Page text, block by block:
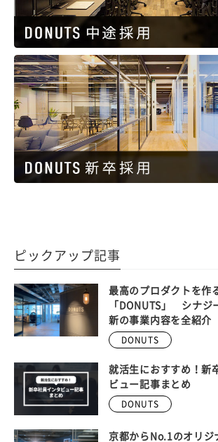
ピックアップ記事
最高のプロダクトを作
「DONUTS」 シナジ
新の事業内容を全紹介
DONUTS
就活生におすすめ！新
ビュー記事まとめ
DONUTS
京都からNo.1のオリジ